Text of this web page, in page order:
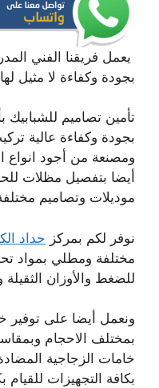
يعمل فريقنا الفني
بجودة وكفاءة لا مثيل
تأمين تصاميم
بجودة وكفاءة عالية
ومصنعة من أجود انواع
أيضا بتفصيل مظلات
موديلات وتصاميم
نوفر لكم بمركز حداد
مختلفة ومطلي بمواد
للضغط والأوزان
ونعمل أيضا على
بمختلف الاحجام
خامات الزجاجية
بكافة التجهيزات للقيام